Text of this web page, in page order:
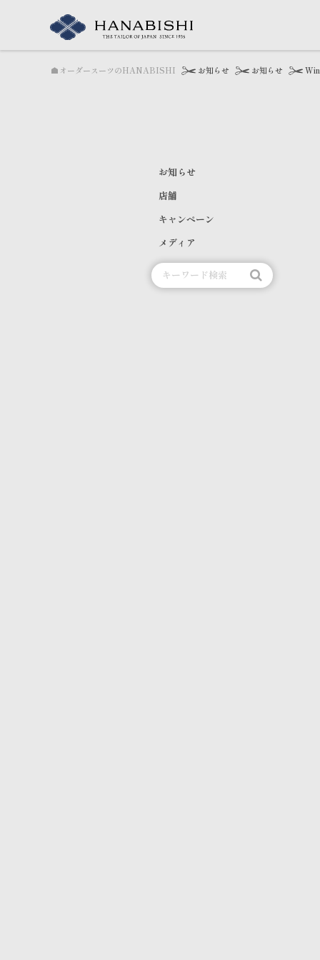
オーダースーツのHANABISHI お知らせ お知らせ
お知らせ
店舗
キャンペーン
メディア